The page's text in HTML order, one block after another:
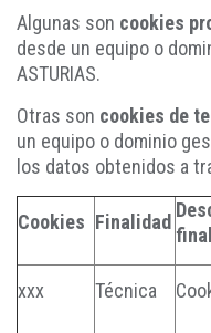
Algunas son cookies
desde un equipo o
ASTURIAS.
Otras son cookies de
un equipo o dominio
los datos obtenidos a
Cookies Finalidad
xxx Técnica